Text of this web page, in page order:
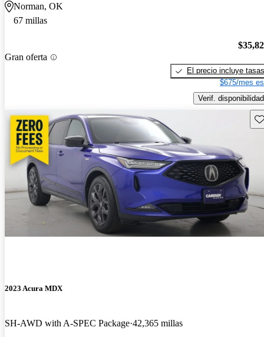
Norman, OK
67 millas
Gran oferta
El precio incluye tasas
$675/mes
Verif. disponibilidad
2023 Acura MDX
SH-AWD with A-SPEC Package 42,365 millas